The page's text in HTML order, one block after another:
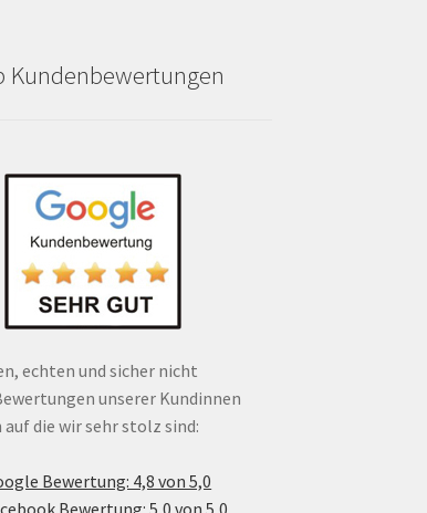
Kundenbewertungen
echten und sicher nicht
unserer Kundinnen
auf die wir sehr stolz sind:
Bewertung: 4,8 von 5,0
Bewertung: 5,0 von 5,0